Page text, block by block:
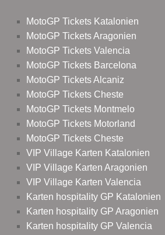
MotoGP Tickets Katalonien
MotoGP Tickets Aragonien
MotoGP Tickets Valencia
MotoGP Tickets Barcelona
MotoGP Tickets Alcaniz
MotoGP Tickets Cheste
MotoGP Tickets Montmelo
MotoGP Tickets Motorland
MotoGP Tickets Cheste
VIP Village Karten Katalonien
VIP Village Karten Aragonien
VIP Village Karten Valencia
Karten hospitality GP Katalonien
Karten hospitality GP Aragonien
Karten hospitality GP Valencia